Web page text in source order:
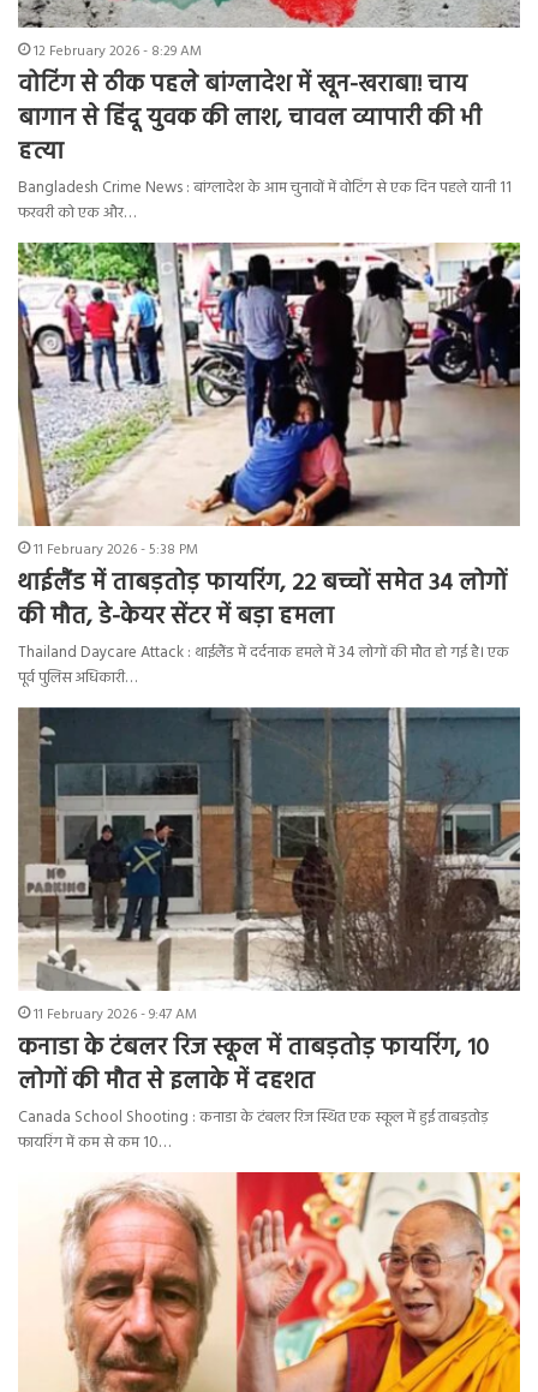
12 February 2026 - 8:29 AM
वोटिंग से ठीक पहले बांग्लादेश में खून-खराबा! चाय
बागान से हिंदू युवक की लाश, चावल व्यापारी की भी
हत्या
Bangladesh Crime News : बांग्लादेश के आम चुनावों में वोटिंग से एक दिन पहले यानी 11
फरवरी को एक और…
11 February 2026 - 5:38 PM
थाईलैंड में ताबड़तोड़ फायरिंग, 22 बच्चों समेत 34 लोगों
की मौत, डे-केयर सेंटर में बड़ा हमला
Thailand Daycare Attack : थाईलैंड में दर्दनाक हमले में 34 लोगों की मौत हो गई है। एक
पूर्व पुलिस अधिकारी…
11 February 2026 - 9:47 AM
कनाडा के टंबलर रिज स्कूल में ताबड़तोड़ फायरिंग, 10
लोगों की मौत से इलाके में दहशत
Canada School Shooting : कनाडा के टंबलर रिज स्थित एक स्कूल में हुई ताबड़तोड़
फायरिंग में कम से कम 10…